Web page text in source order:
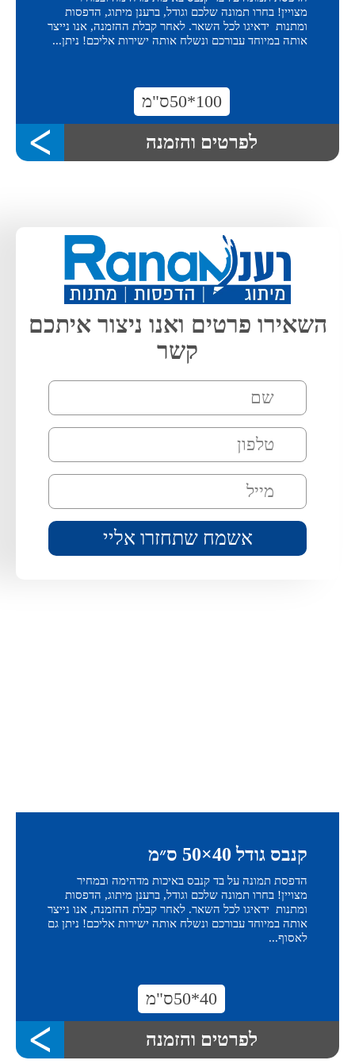
מצויין! בחרו תמונה שלכם וגודל, ברענן מיתוג, הדפסות
ומתנות ידאיגו לכל השאר. לאחר קבלת ההזמנה, אנו נייצר
אותה במיוחד עבורכם ונשלח אותה ישירות אליכם! ניתן...
100*50ס"מ
לפרטים והזמנה
השאירו פרטים ואנו ניצור איתכם
קשר
קנבס גודל 40×50 ס״מ
הדפסת תמונה על בד קנבס באיכות מדהימה ובמחיר
מצויין! בחרו תמונה שלכם וגודל, ברענן מיתוג, הדפסות
ומתנות ידאיגו לכל השאר. לאחר קבלת ההזמנה, אנו נייצר
אותה במיוחד עבורכם ונשלח אותה ישירות אליכם! ניתן גם
לאסוף...
40*50ס"מ
לפרטים והזמנה